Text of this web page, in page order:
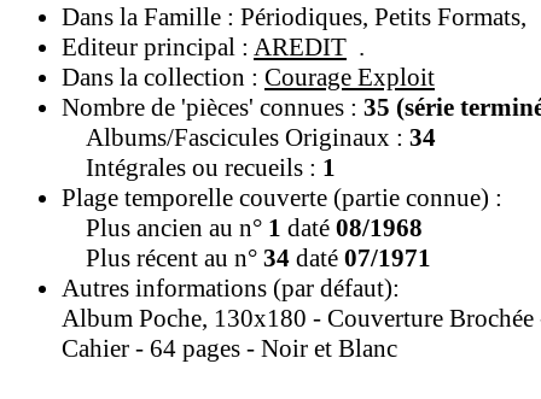
Dans la Famille : Périodiques, Petits Formats,
Editeur principal : AREDIT .
Dans la collection : Courage Exploit
Nombre de 'pièces' connues : 35 (série
Albums/Fascicules Originaux : 34
Intégrales ou recueils : 1
Plage temporelle couverte (partie connue) :
Plus ancien au n° 1 daté 08/1968
Plus récent au n° 34 daté 07/1971
Autres informations (par défaut):
Album Poche, 130x180 - Couverture Brochée
Cahier - 64 pages - Noir et Blanc